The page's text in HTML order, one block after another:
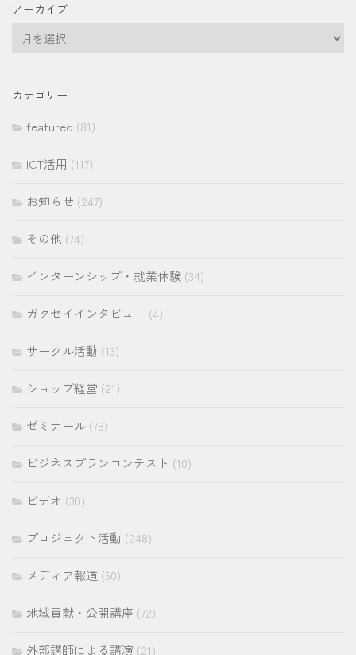
アーカイブ
イ
カテゴリー
featured (81)
ICT活用 (117)
お知らせ (247)
その他 (74)
インターンシップ・就業体験 (34)
ガクセイインタビュー (4)
サークル活動 (13)
ショップ経営 (21)
ゼミナール (78)
ビジネスプランコンテスト (10)
ビデオ (30)
プロジェクト活動 (248)
メディア報道 (50)
地域貢献・公開講座 (72)
外部講師による講演 (21)